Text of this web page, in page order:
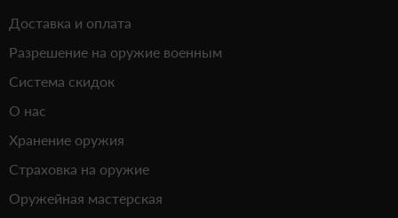
Доставка и оплата
Разрешение на оружие военным
Система скидок
О нас
Хранение оружия
Страховка на оружие
Оружейная мастерская